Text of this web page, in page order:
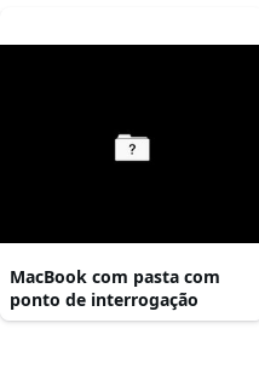
MacBook com pasta com
ponto de interrogação